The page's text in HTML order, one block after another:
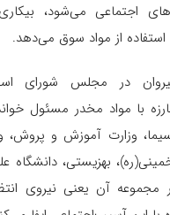
اجتماعی می‌شود،
از مواد سوق می‌دهد.
در مجلس شورای
با مواد مخدر مسئول
وزارت آموزش و پروش،
بهزیستی، دانشگاه
مجموعه آن یعنی نیروی